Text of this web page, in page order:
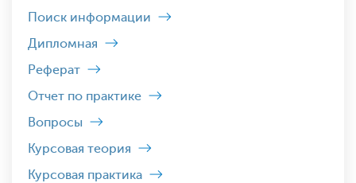
Поиск информации
Дипломная
Реферат
Отчет по практике
Вопросы
Курсовая теория
Курсовая практика